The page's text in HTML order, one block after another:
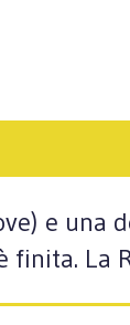
e una
finita. La